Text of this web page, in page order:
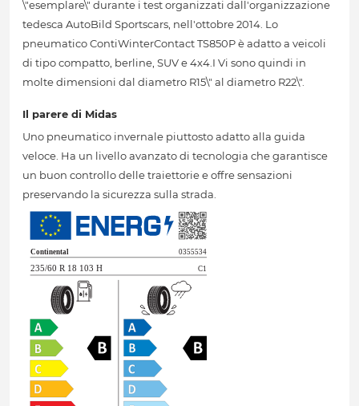
\"esemplare\" durante i test organizzati dall'organizzazione
tedesca AutoBild Sportscars, nell'ottobre 2014. Lo
pneumatico ContiWinterContact TS850P è adatto a veicoli
di tipo compatto, berline, SUV e 4x4.I Vi sono quindi in
molte dimensioni dal diametro R15\" al diametro R22\".
Il parere di Midas
Uno pneumatico invernale piuttosto adatto alla guida
veloce. Ha un livello avanzato di tecnologia che garantisce
un buon controllo delle traiettorie e offre sensazioni
preservando la sicurezza sulla strada.